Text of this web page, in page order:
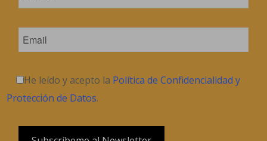
He leído y acepto la Política de Confidencialidad y
Protección de Datos.